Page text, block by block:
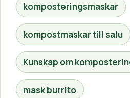
komposteringsmaskar
kompostmaskar till salu
Kunskap om
mask burrito